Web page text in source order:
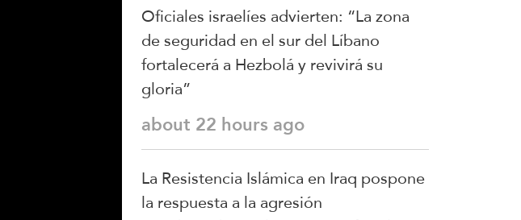
Oficiales israelíes advierten: “La zona
de seguridad en el sur del Líbano
fortalecerá a Hezbolá y revivirá su
gloria”
about 22 hours ago
La Resistencia Islámica en Iraq pospone
la respuesta a la agresión